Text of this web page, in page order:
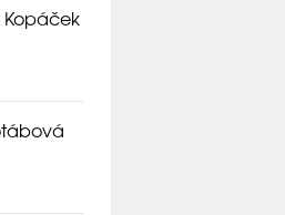
Kopáček